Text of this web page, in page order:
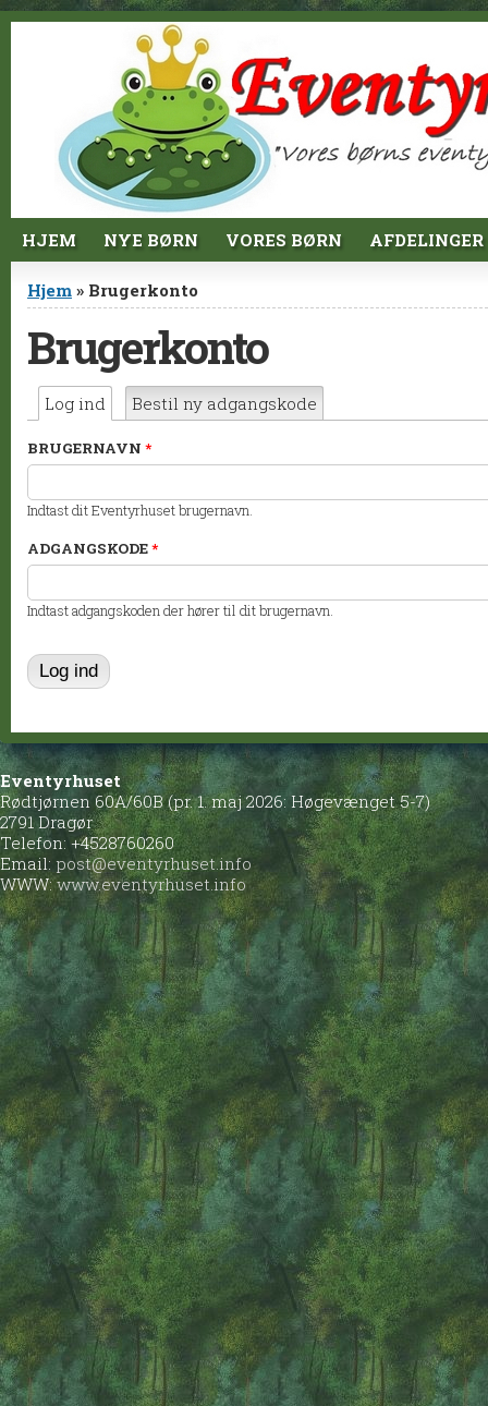
Jump to Content
HJEM NYE BØRN VORES BØRN AFDELINGER
Du er her
Hjem » Brugerkonto
Brugerkonto
Primære faneblade
Log ind (aktiv fane)
Bestil ny adgangskode
BRUGERNAVN *
Indtast dit Eventyrhuset brugernavn.
ADGANGSKODE*
Indtast adgangskoden der hører til dit brugernavn.
Eventyrhuset
Rødtjørnen 60A/60B (pr. 1. maj 2026: Høgevænget 5-7)
2791 Dragør
Telefon: +4528760260
Email: post@eventyrhuset.info
WWW:www.eventyrhuset.info